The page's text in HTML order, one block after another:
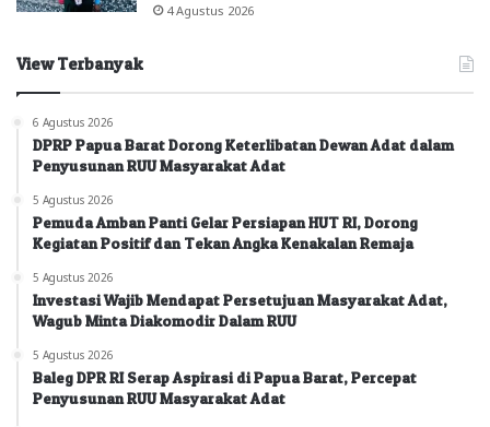
4 Agustus 2026
View Terbanyak
6 Agustus 2026
DPRP Papua Barat Dorong Keterlibatan Dewan Adat dalam
Penyusunan RUU Masyarakat Adat
5 Agustus 2026
Pemuda Amban Panti Gelar Persiapan HUT RI, Dorong
Kegiatan Positif dan Tekan Angka Kenakalan Remaja
5 Agustus 2026
Investasi Wajib Mendapat Persetujuan Masyarakat Adat,
Wagub Minta Diakomodir Dalam RUU
5 Agustus 2026
Baleg DPR RI Serap Aspirasi di Papua Barat, Percepat
Penyusunan RUU Masyarakat Adat